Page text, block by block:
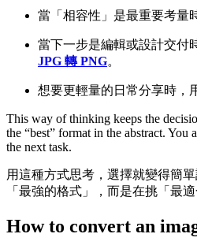
當「相容性」是最重要考量
當下一步是編輯或設計交付
JPG 轉 PNG。
想要更輕量的日常分享時，
This way of thinking keeps the
the “best” format in the abstract. You
the next task.
用這種方式思考，選擇就變得簡
「最強的格式」，而是在挑「最
How to convert an